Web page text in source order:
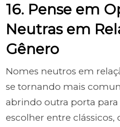
16. Pense em
Neutras em
Gênero
Nomes neutros em
se tornando mais
abrindo outra porta para
escolher entre clássicos,